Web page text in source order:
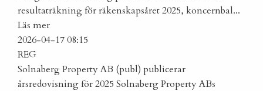
resultaträkning för räkenskapsåret 2025, koncernbal...
Läs mer
2026-04-17 08:15
REG
Solnaberg Property AB (publ) publicerar
årsredovisning för 2025 Solnaberg Property ABs